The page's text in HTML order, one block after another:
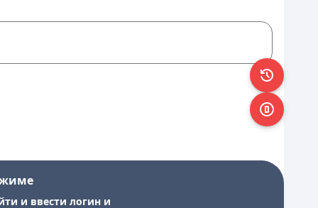
и ввести логин и